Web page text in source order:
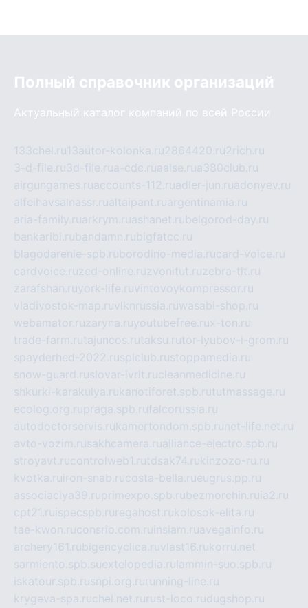
Полный справочник организаций
Актуальный каталог компаний по всей России
133chel.ru13autor-kolonka.ru2864420.ru2rich.ru
3-d-file.ru3d-file.rua-cdc.ruaalse.rua380club.ru
airgungames.ruaccounts-112.ruadler-jun.ruadonyev.ru
alfeihavsalnassr.rualtaipant.ruargentinamia.ru
aria-family.ruarkrym.ruashanet.rubelgorod-day.ru
bankaribi.rubandamn.rubigfatcc.ru
blagodarenie-spb.ruborodino-media.rucard-voice.ru
cardvoice.ruzed-online.ruzvonitut.ruzebra-tlt.ru
zarafshan.ruyork-life.ruvintovoykompressor.ru
vladivostok-map.ruvlknrussia.ruwasabi-shop.ru
webamator.ruzaryna.ruyoutubefree.rux-ton.ru
trade-farm.rutajuncos.rutaksu.rutor-lyubov-i-grom.ru
spayderhed-2022.rusplclub.rustoppamedia.ru
snow-guard.ruslovar-ivrit.rucleanmedicine.ru
shkurki-karakulya.rukanotiforet.spb.rututmassage.ru
ecolog.org.rupraga.spb.rufalcorussia.ru
autodoctorservis.rukamertondom.spb.ru net-life.net.ru
avto-vozim.rusakhcamera.rualliance-electro.spb.ru
stroyavt.rucontrolweb1.rutdsak74.rukinzozo-ru.ru
kvotka.ru iron-snab.rucosta-bella.rueugrus.pp.ru
associaciya39.ruprimexpo.spb.rubezmorchin.ru ia2.ru
cpt21.ru ispecspb.ru regahost.rukolosok-elita.ru
tae-kwon.ruconsrio.com.ru insiam.ruavegainfo.ru
archery161.rubigencyclica.ruvlast16.rukorru.net
sarmiento.spb.suextelopedia.ru lammin-suo.spb.ru
iskatour.spb.rusnpi.org.ru running-line.ru
krygeva-spa.ruchel.net.ru rust-loco.rudugshop.ru